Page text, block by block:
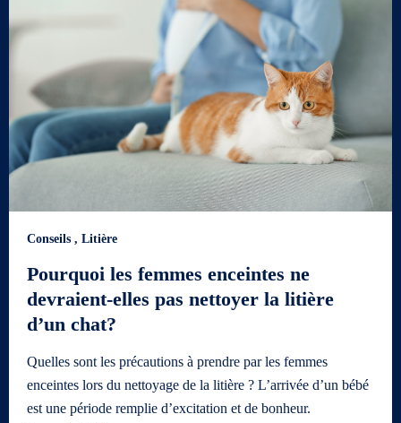
Conseils , Litière
Pourquoi les femmes enceintes ne
devraient-elles pas nettoyer la litière
d’un chat?
Quelles sont les précautions à prendre par les femmes
enceintes lors du nettoyage de la litière ? L’arrivée d’un bébé
est une période remplie d’excitation et de bonheur.